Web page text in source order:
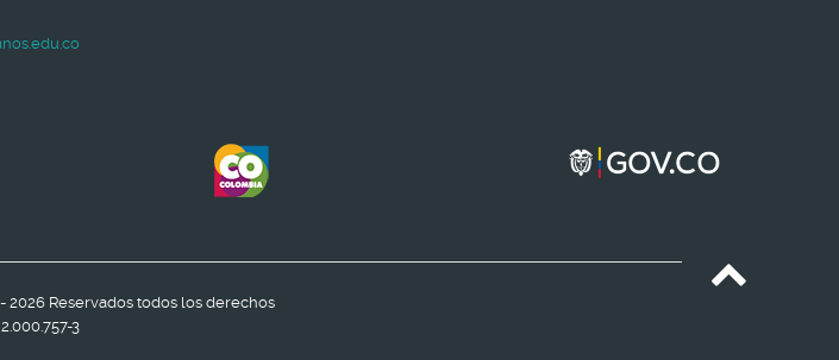
- 2026 Reservados todos los derechos
3